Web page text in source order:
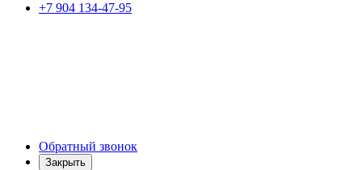
+7 904 134-47-95
Обратный звонок
Закрыть